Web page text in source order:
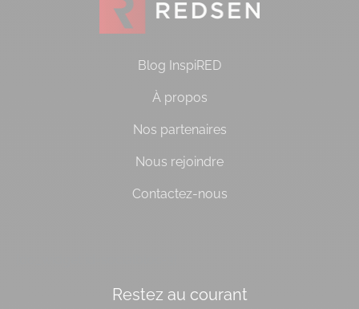
Blog InspiRED
À propos
Nos partenaires
Nous rejoindre
Contactez-nous
Restez au courant